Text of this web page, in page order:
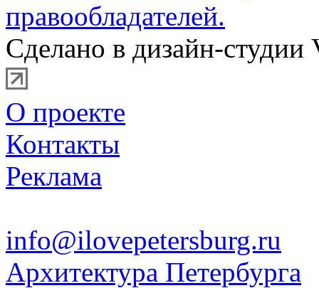
правообладателей.
Сделано в дизайн-студии
О проекте
Контакты
Реклама
info@ilovepetersburg.ru
Архитектура Петербурга